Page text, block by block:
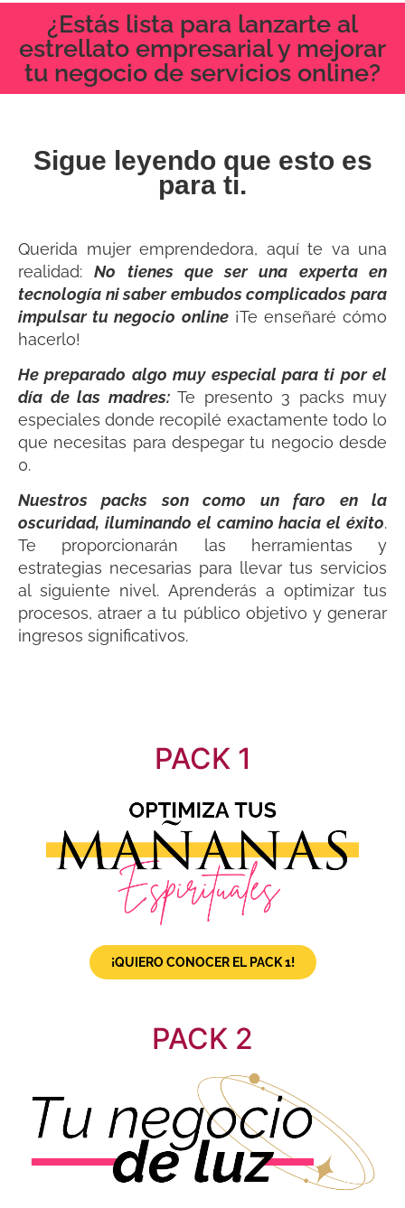
¿Estás lista para lanzarte al
estrellato empresarial y mejorar
tu negocio de servicios online?
Sigue leyendo que esto es
para ti.
Querida mujer emprendedora, aquí te va una
realidad:No tienes que ser una experta en
tecnología ni saber embudos complicados para
impulsar tu negocio online¡Te enseñaré cómo
hacerlo!
He preparado algo muy especial para ti por el
día de las madres:Te presento 3 packs muy
especiales donde recopilé exactamente todo lo
que necesitas para despegar tu negocio desde
0.
Nuestros packs son como un faro en la
oscuridad, iluminando el camino hacia el éxito.
Te proporcionarán las herramientas y
estrategias necesarias para llevar tus servicios
al siguiente nivel. Aprenderás a optimizar tus
procesos, atraer a tu público objetivo y generar
ingresos significativos.
PACK 1
¡QUIERO CONOCER EL PACK 1!
PACK 2